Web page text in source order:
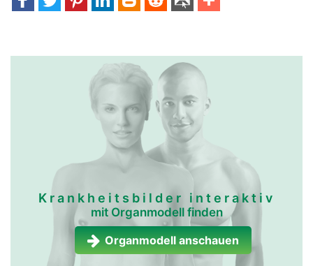
Krankheitsbilder interaktiv
mit Organmodell finden
Organmodell anschauen